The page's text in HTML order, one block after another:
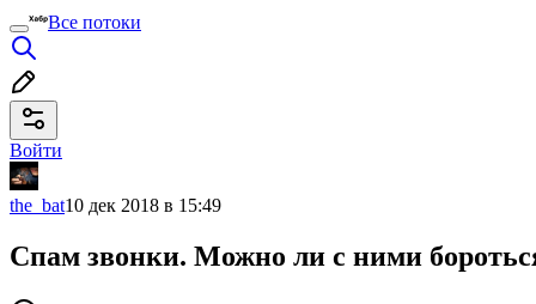
Все потоки
Войти
the_bat10 дек 2018 в 15:49
Спам звонки. Можно ли с ними